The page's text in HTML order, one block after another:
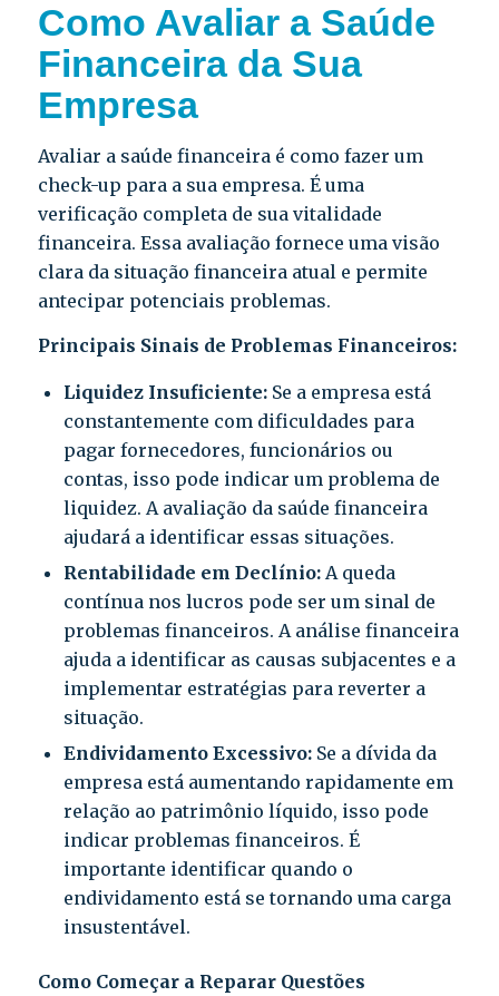
Como Avaliar a Saúde
Financeira da Sua
Empresa
Avaliar a saúde financeira é como fazer um
check-up para a sua empresa. É uma
verificação completa de sua vitalidade
financeira. Essa avaliação fornece uma visão
clara da situação financeira atual e permite
antecipar potenciais problemas.
Principais Sinais de Problemas Financeiros:
Liquidez Insuficiente:Se a empresa está
constantemente com dificuldades para
pagar fornecedores, funcionários ou
contas, isso pode indicar um problema de
liquidez. A avaliação da saúde financeira
ajudará a identificar essas situações.
Rentabilidade em Declínio:A queda
contínua nos lucros pode ser um sinal de
problemas financeiros. A análise financeira
ajuda a identificar as causas subjacentes e a
implementar estratégias para reverter a
situação.
Endividamento Excessivo:Se a dívida da
empresa está aumentando rapidamente em
relação ao patrimônio líquido, isso pode
indicar problemas financeiros. É
importante identificar quando o
endividamento está se tornando uma carga
insustentável.
Como Começar a Reparar Questões